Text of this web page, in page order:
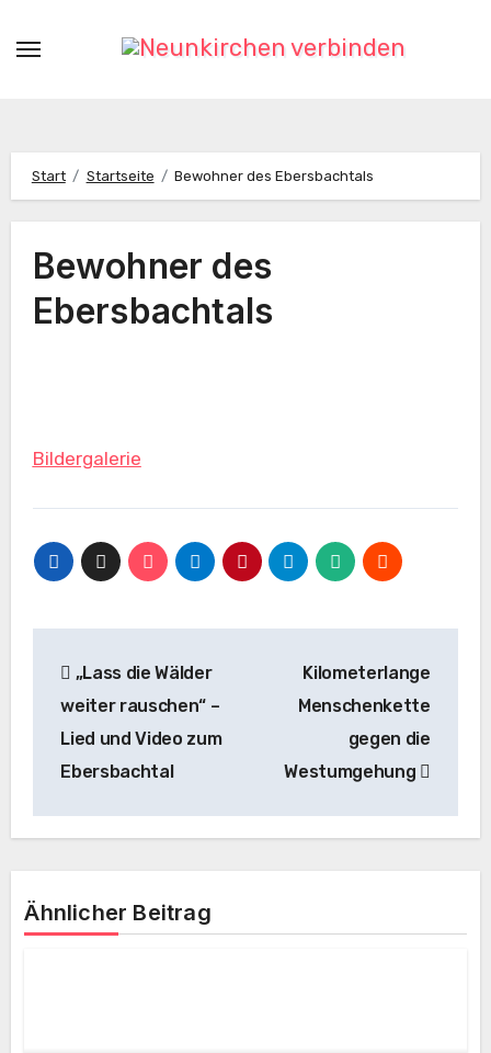
Inhalt
Start Startseite Bewohner des Ebersbachtals
Bewohner des
Ebersbachtals
Bildergalerie
„Lass die Wälder
weiter rauschen“ –
Lied und Video zum
Ebersbachtal
Kilometerlange
Menschenkette
gegen die
Westumgehung
Ähnlicher Beitrag